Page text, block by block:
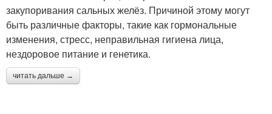
закупоривания сальных желёз. Причиной этому могут
быть различные факторы, такие как гормональные
изменения, стресс, неправильная гигиена лица,
нездоровое питание и генетика.
читать дальше →